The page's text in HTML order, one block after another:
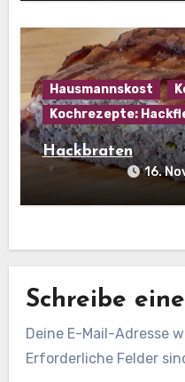
Hausmannskost
Kochrezepte:
Hackbraten
16.
Schreibe
Deine E-Mail-Adresse
Erforderliche Felder